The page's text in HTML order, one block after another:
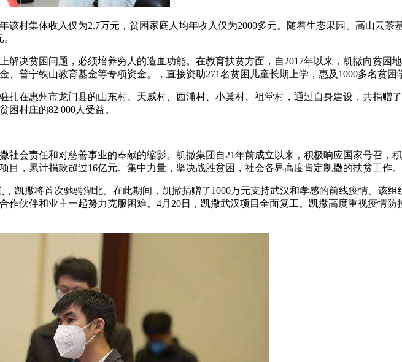
该村集体收入仅为2.7万元，贫困家庭人均年收入仅为2000多元。随着生态果园、高山云茶
解决贫困问题，必须培养穷人的造血功能。在教育扶贫方面，自2017年以来，凯撒向贫困
、普宁铁山教育基金等专项资金。，直接资助271名贫困儿童长期上学，惠及1000多名贫困
扎在惠州市龙门县的山东村、天威村、西浦村、小棠村、祖堂村，通过自身建设，共捐赠
困村庄的82 000人受益。
社会责任和对慈善事业的奉献的缩影。凯撒集团自21年前成立以来，积极响应国家号召，
目，累计捐款超过16亿元。集中力量，坚决战胜贫困，社会各界高度肯定凯撒的扶贫工作。
，凯撒将首次驰骋湖北。在此期间，凯撒捐赠了1000万元支持武汉和孝感的前线疫情。该
作伙伴和业主一起努力克服困难。4月20日，凯撒武汉项目全面复工。凯撒高度重视疫情